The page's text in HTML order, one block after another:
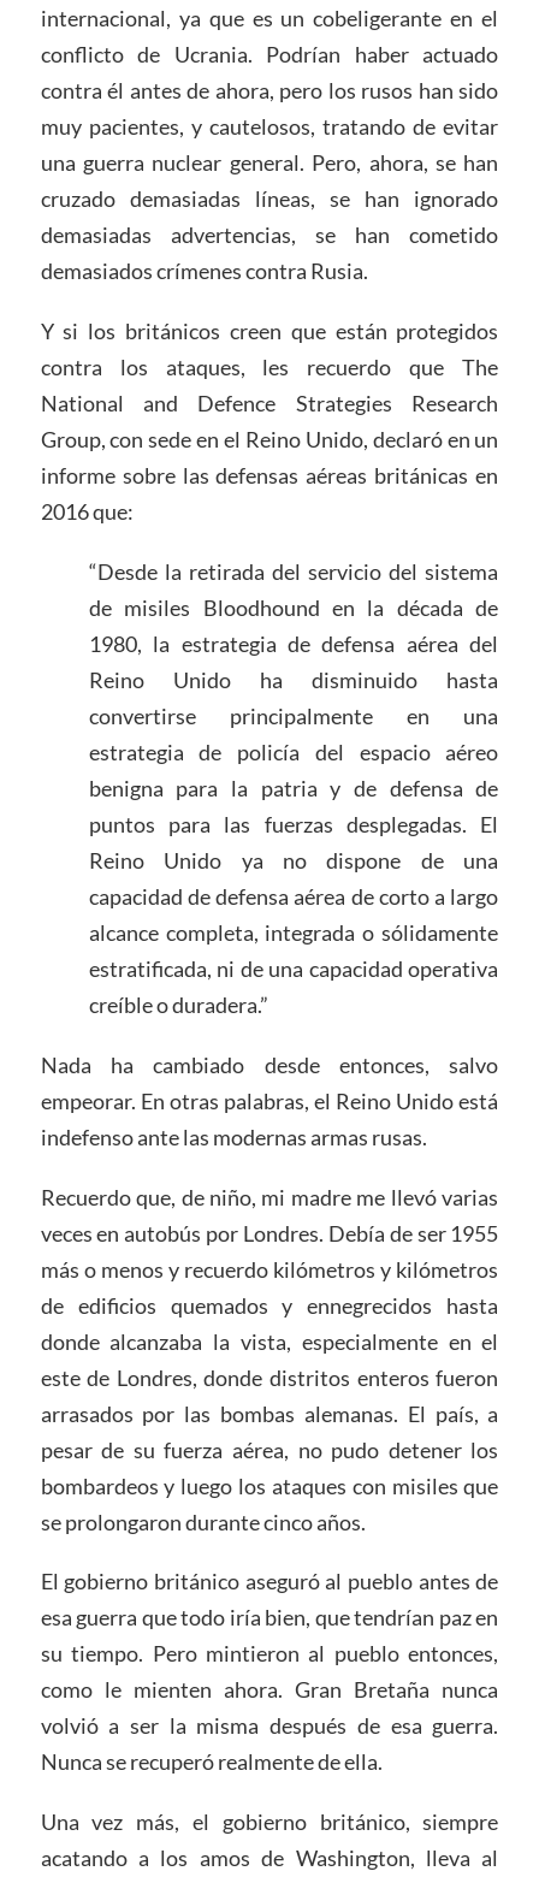
internacional, ya que es un cobeligerante en el
conflicto de Ucrania. Podrían haber actuado
contra él antes de ahora, pero los rusos han sido
muy pacientes, y cautelosos, tratando de evitar
una guerra nuclear general. Pero, ahora, se han
cruzado demasiadas líneas, se han ignorado
demasiadas advertencias, se han cometido
demasiados crímenes contra Rusia.
Y si los británicos creen que están protegidos
contra los ataques, les recuerdo que The
National and Defence Strategies Research
Group, con sede en el Reino Unido, declaró en un
informe sobre las defensas aéreas británicas en
2016 que:
“Desde la retirada del servicio del sistema
de misiles Bloodhound en la década de
1980, la estrategia de defensa aérea del
Reino Unido ha disminuido hasta
convertirse principalmente en una
estrategia de policía del espacio aéreo
benigna para la patria y de defensa de
puntos para las fuerzas desplegadas. El
Reino Unido ya no dispone de una
capacidad de defensa aérea de corto a largo
alcance completa, integrada o sólidamente
estratificada, ni de una capacidad operativa
creíble o duradera.”
Nada ha cambiado desde entonces, salvo
empeorar. En otras palabras, el Reino Unido está
indefenso ante las modernas armas rusas.
Recuerdo que, de niño, mi madre me llevó varias
veces en autobús por Londres. Debía de ser 1955
más o menos y recuerdo kilómetros y kilómetros
de edificios quemados y ennegrecidos hasta
donde alcanzaba la vista, especialmente en el
este de Londres, donde distritos enteros fueron
arrasados por las bombas alemanas. El país, a
pesar de su fuerza aérea, no pudo detener los
bombardeos y luego los ataques con misiles que
se prolongaron durante cinco años.
El gobierno británico aseguró al pueblo antes de
esa guerra que todo iría bien, que tendrían paz en
su tiempo. Pero mintieron al pueblo entonces,
como le mienten ahora. Gran Bretaña nunca
volvió a ser la misma después de esa guerra.
Nunca se recuperó realmente de ella.
Una vez más, el gobierno británico, siempre
acatando a los amos de Washington, lleva al